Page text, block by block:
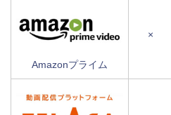
Amazonプライム
×